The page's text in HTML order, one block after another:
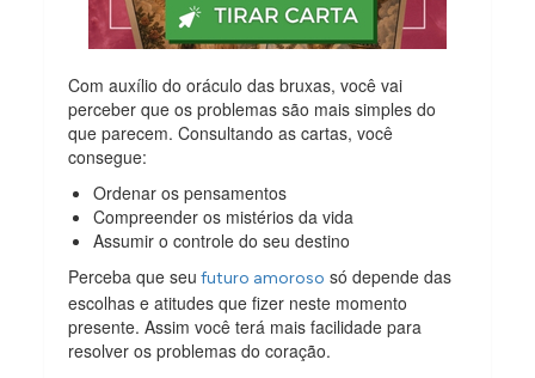
Com auxílio do oráculo das bruxas, você vai
perceber que os problemas são mais simples do
que parecem. Consultando as cartas, você
consegue:
Ordenar os pensamentos
Compreender os mistérios da vida
Assumir o controle do seu destino
Perceba que seu futuro amoroso só depende das
escolhas e atitudes que fizer neste momento
presente. Assim você terá mais facilidade para
resolver os problemas do coração.